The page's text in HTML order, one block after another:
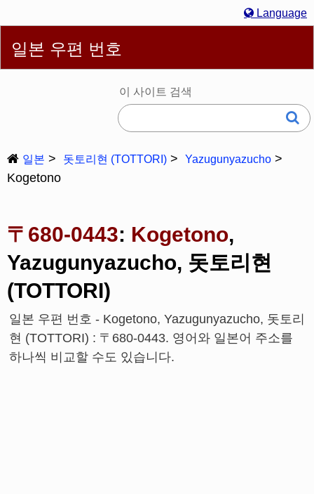
Language
Deutsch
Français
日本語
일본 우편 번호
이 사이트 검색
일본 돗토리현 (TOTTORI) Yazugunyazucho
Kogetono
〒680-0443: Kogetono,
Yazugunyazucho, 돗토리현
(TOTTORI)
일본 우편 번호 - Kogetono, Yazugunyazucho, 돗토리
현 (TOTTORI) : 〒680-0443. 영어와 일본어 주소를
하나씩 비교할 수도 있습니다.